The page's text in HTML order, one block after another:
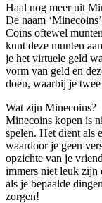
Haal nog meer uit
De naam
Coins oftewel
kunt deze munten
je het virtuele geld
vorm van geld en
doen, waarbij je
Wat zijn Minecoins?
Minecoins kopen is
spelen. Het dient als
waardoor je geen
opzichte van je
immers niet leuk zijn
als je bepaalde
zorgen!